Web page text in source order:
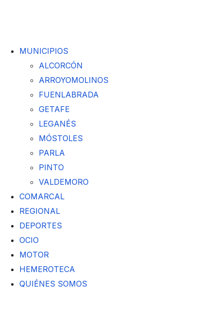
MUNICIPIOS
ALCORCÓN
ARROYOMOLINOS
FUENLABRADA
GETAFE
LEGANÉS
MÓSTOLES
PARLA
PINTO
VALDEMORO
COMARCAL
REGIONAL
DEPORTES
OCIO
MOTOR
HEMEROTECA
QUIÉNES SOMOS